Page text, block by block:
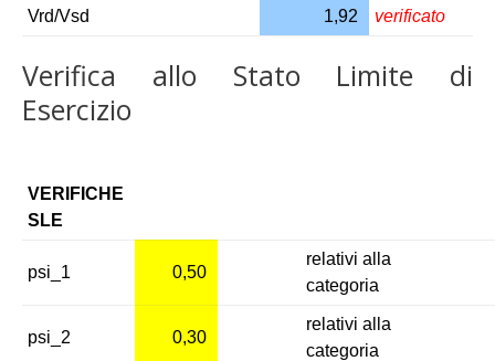
Vrd/Vsd 1,92 verificato
Verifica allo Stato Limite di
Esercizio
VERIFICHE
SLE
psi_1 0,50
relativi alla
categoria
psi_2 0,30
relativi alla
categoria